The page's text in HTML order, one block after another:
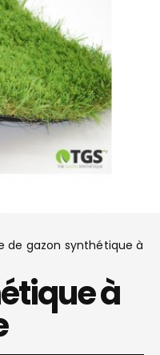
de gazon synthétique à
à